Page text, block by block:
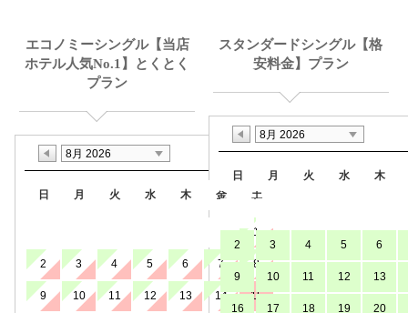
エコノミーシングル【当店
ホテル人気No.1】とくとく
プラン
8月 2026
日 月 火 水 木 金 土
1
2 3 4 5 6 7 8
9 10 11 12 13 14 15
スタンダードシングル【格
安料金】プラン
8月 2026
日 月 火 水 木
2 3 4 5 6
9 10 11 12 13
16 17 18 19 20